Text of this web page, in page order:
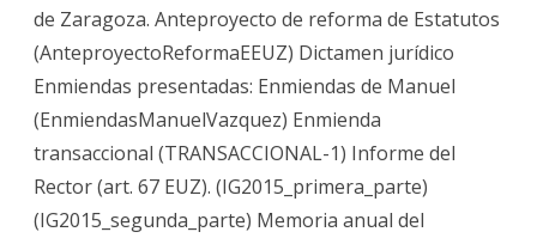
de Zaragoza. Anteproyecto de reforma de Estatutos
(AnteproyectoReformaEEUZ) Dictamen jurídico
Enmiendas presentadas: Enmiendas de Manuel
(EnmiendasManuelVazquez) Enmienda
transaccional (TRANSACCIONAL-1) Informe del
Rector (art. 67 EUZ). (IG2015_primera_parte)
(IG2015_segunda_parte) Memoria anual del